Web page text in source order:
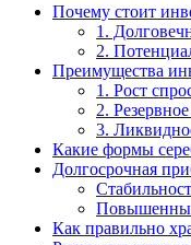
Почему стоит
1.
2.
Преимущества
1. Рост
2.
3.
Какие формы
Долгосрочная
Как правильно